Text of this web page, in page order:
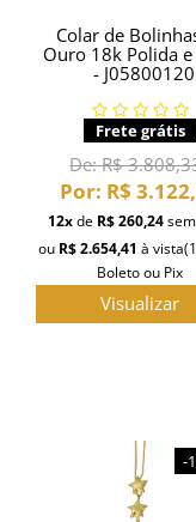
Colar de
Ouro 18k Polida e
- J05800120
Frete grátis
De:R$
Por: R$
12xde R$ 260,24
ou R$ 2.654,41 à vista
Boleto ou Pix
Visualizar
-